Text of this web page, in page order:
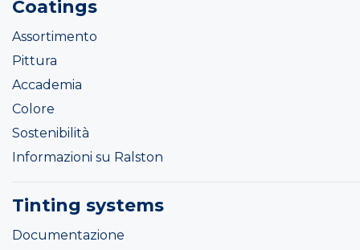
Coatings
Assortimento
Pittura
Accademia
Colore
Sostenibilità
Informazioni su Ralston
Tinting systems
Documentazione